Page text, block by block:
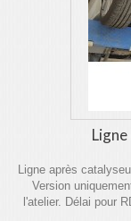
Ligne après
Version
l'atelier. Délai pour